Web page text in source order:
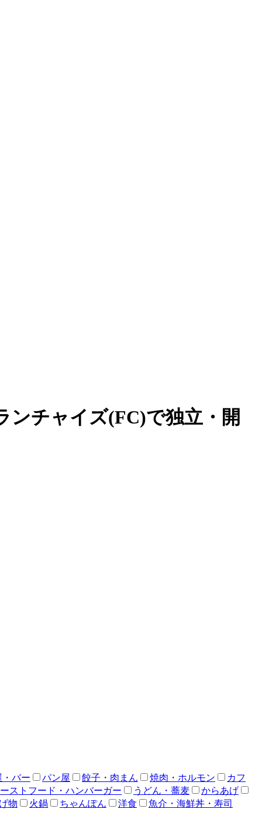
ンチャイズ(FC)で独立・開
バー パン屋 餃子・肉まん 焼肉・ホルモン
カフ
ストフード・ハンバーガー
うどん・蕎麦
からあげ
物
火鍋 ちゃんぽん 洋食 魚介・海鮮丼・寿司